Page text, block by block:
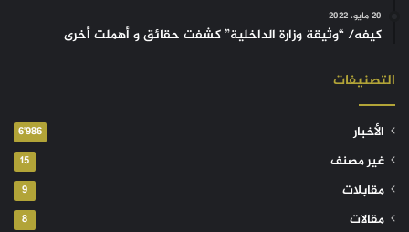
20 مايو، 2022
كيفه/ “وثيقة وزارة الداخلية” كشفت حقائق و أهملت أخرى
التصنيفات
الأخبار 6٬986
غير مصنف 15
مقابلات 9
مقالات 8